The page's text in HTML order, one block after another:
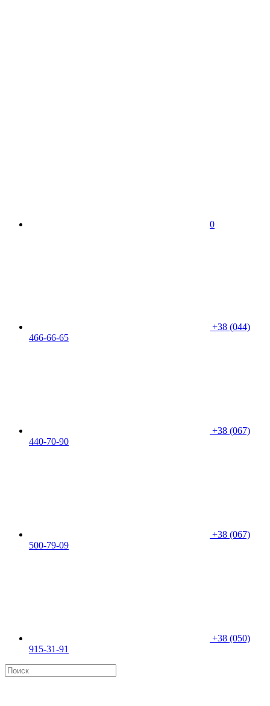
0
+38 (044)
466-66-65
+38 (067)
440-70-90
+38 (067)
500-79-09
+38 (050)
915-31-91